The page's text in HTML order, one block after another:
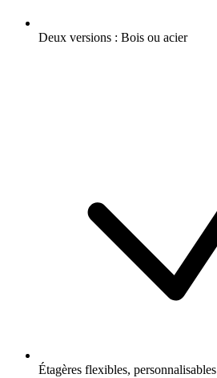
Deux versions : Bois ou acier
Étagères flexibles, personnalisables